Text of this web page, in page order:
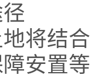
结合
安置